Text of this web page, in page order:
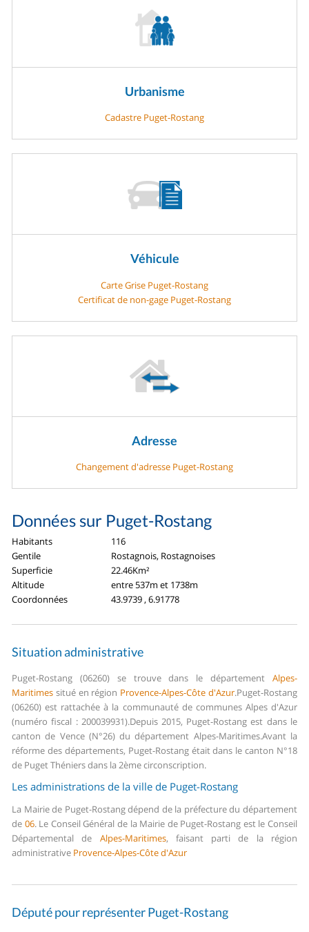
Urbanisme
Cadastre Puget-Rostang
Véhicule
Carte Grise Puget-Rostang
Certificat de non-gage Puget-Rostang
Adresse
Changement d'adresse Puget-Rostang
Données sur Puget-Rostang
Habitants
116
Gentile
Rostagnois, Rostagnoises
Superficie
22.46Km²
Altitude
entre 537m et 1738m
Coordonnées
43.9739 , 6.91778
Situation administrative
Puget-Rostang (06260) se trouve dans le département Alpes-
Maritimes situé en région Provence-Alpes-Côte d'Azur.Puget-Rostang
(06260) est rattachée à la communauté de communes Alpes d'Azur
(numéro fiscal : 200039931).Depuis 2015, Puget-Rostang est dans le
canton de Vence (N°26) du département Alpes-Maritimes.Avant la
réforme des départements, Puget-Rostang était dans le canton N°18
de Puget Théniers dans la 2ème circonscription.
Les administrations de la ville de Puget-Rostang
La Mairie de Puget-Rostang dépend de la préfecture du département
de 06.Le Conseil Général de la Mairie de Puget-Rostang est le Conseil
Départemental de Alpes-Maritimes, faisant parti de la région
administrative Provence-Alpes-Côte d'Azur
Député pour représenter Puget-Rostang